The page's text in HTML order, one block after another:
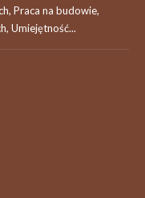
Praca na budowie,
Umiejętność...